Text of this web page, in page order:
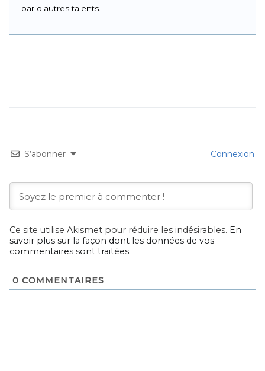
par d'autres talents.
S’abonner Connexion
Ce site utilise Akismet pour réduire les indésirables. En
savoir plus sur la façon dont les données de vos
commentaires sont traitées.
0 COMMENTAIRES